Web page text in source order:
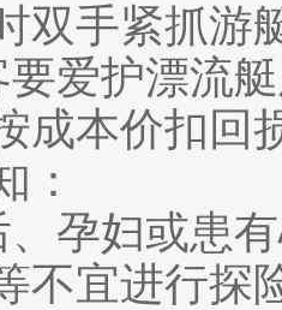
双手紧抓游
要爱护漂流
成本价扣回
：
、孕妇或患
不宜进行探